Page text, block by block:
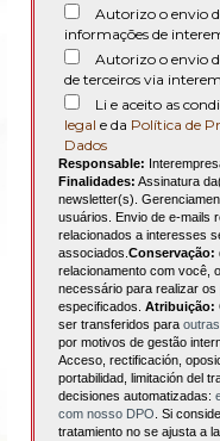
Autorizo o envio
informações de
Autorizo o envio
de terceiros via
Li e aceito as
legal e da Política de
Dados
Responsable:
Finalidades: Assinatura
newsletter(s).
usuários. Envio de e-mails
relacionados a interesses
associados. Conservação:
relacionamento com você,
necessário para realizar os
especificados. Atribuição:
ser transferidos para
por motivos de gestão
Acceso, rectificación,
portabilidad, limitación del
decisiones automatizadas:
com nosso DPO . Si
tratamiento no se ajusta a